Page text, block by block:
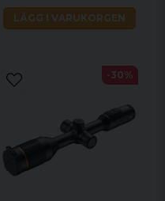
LÄGG I VARUKORGEN
-30%
pixlar
på upp till 507 m
eller iOS